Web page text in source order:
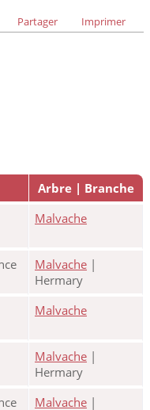
Partager Imprimer
Arbre | Branche
Malvache
Malvache |
Hermary
Malvache
Malvache |
Hermary
Malvache |